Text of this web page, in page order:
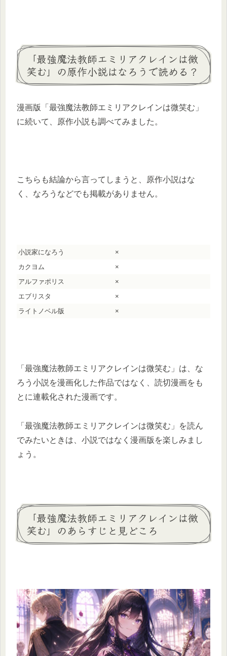
「最強魔法教師エミリアクレインは微
笑む」の原作小説はなろうで読める？
漫画版「最強魔法教師エミリアクレインは微笑む」
に続いて、原作小説も調べてみました。
こちらも結論から言ってしまうと、原作小説はな
く、なろうなどでも掲載がありません。
小説家になろう
×
カクヨム
×
アルファポリス
×
エブリスタ
×
ライトノベル版
×
「最強魔法教師エミリアクレインは微笑む」は、な
ろう小説を漫画化した作品ではなく、読切漫画をも
とに連載化された漫画です。
「最強魔法教師エミリアクレインは微笑む」を読ん
でみたいときは、小説ではなく漫画版を楽しみまし
ょう。
「最強魔法教師エミリアクレインは微
笑む」のあらすじと見どころ